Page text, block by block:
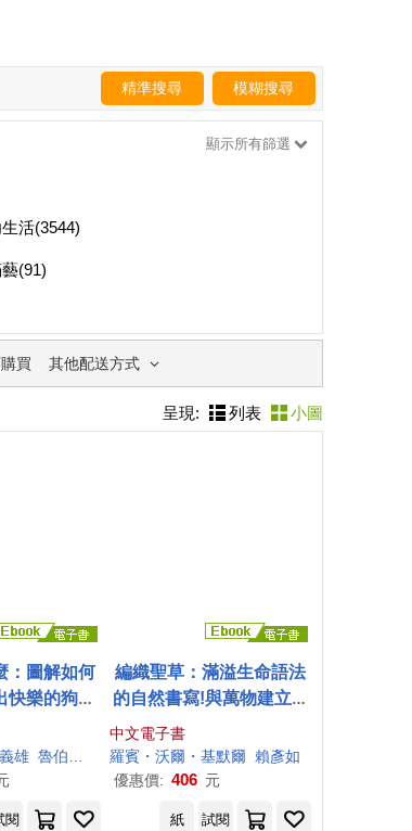
精準搜尋 模糊搜尋
活(3544)
(91)
顯示所有篩選
買 其他配送方式
呈現: 列表 小圖
：圖解如何
快樂的狗狗
)
雄 魯伯特．佛瑟（Rupert Fawcett）
編織聖草：滿溢生命語法
的自然書寫!與萬物建立神
聖關係，創造生生不息的
禮物經濟 (電子書)
中文電子書
羅賓・沃爾 ・基默爾 賴彥如
優惠價: 406 元
閱 紙 試閱